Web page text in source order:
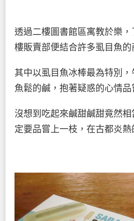
透過二樓圖書館區寓教於樂
樓販賣部便結合許多虱目魚的
其中以虱目魚冰棒最為特別，
魚鬆的鹹，抱著疑惑的心情品
沒想到吃起來鹹甜鹹甜竟然
定要品嘗上一枝，在古都炎熱